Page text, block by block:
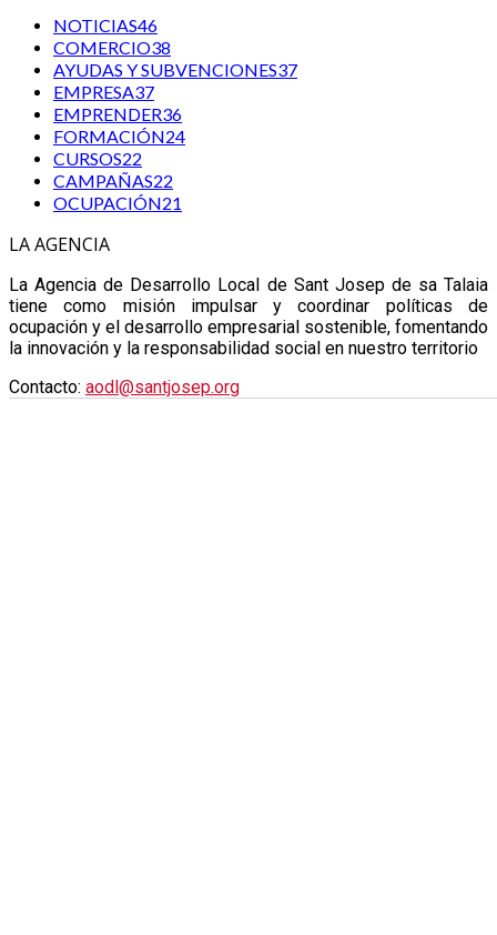
NOTICIAS46
COMERCIO38
AYUDAS Y SUBVENCIONES37
EMPRESA37
EMPRENDER36
FORMACIÓN24
CURSOS22
CAMPAÑAS22
OCUPACIÓN21
LA AGENCIA
La Agencia de Desarrollo Local de Sant Josep de sa Talaia
tiene como misión impulsar y coordinar políticas de
ocupación y el desarrollo empresarial sostenible, fomentando
la innovación y la responsabilidad social en nuestro territorio
Contacto: aodl@santjosep.org